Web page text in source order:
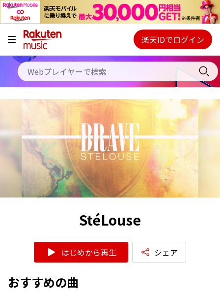
キャンペーン
料金プラン
使い方
初回30日間無料お試し
Webプレイヤー
ご契約内容の確認・変更
楽天IDでログイン
StéLouse
はじめから再生 シェア
おすすめの曲